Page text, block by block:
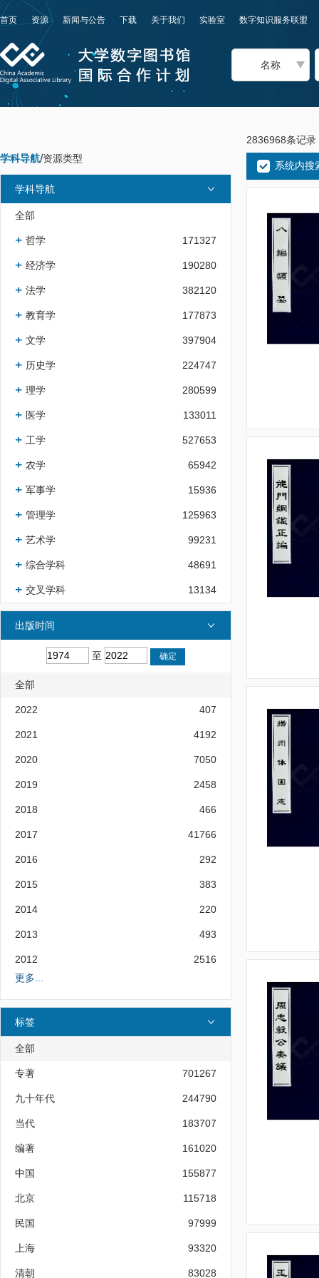
首页 资源 新闻与公告 下载 关于我们 实验室 数字知识服务联盟
名称
学科导航/资源类型
学科导航
全部
哲学 171327
经济学 190280
法学 382120
教育学 177873
文学 397904
历史学 224747
理学 280599
医学 133011
工学 527653
农学 65942
军事学 15936
管理学 125963
艺术学 99231
综合学科 48691
交叉学科 13134
出版时间
至
全部
2022 407
2021 4192
2020 7050
2019 2458
2018 466
2017 41766
2016 292
2015 383
2014 220
2013 493
2012
2516
更多...
标签
全部
专著 701267
九十年代 244790
当代 183707
编著 161020
中国 155877
北京 115718
民国 97999
上海 93320
清朝 83028
2836968条记录
系统内搜